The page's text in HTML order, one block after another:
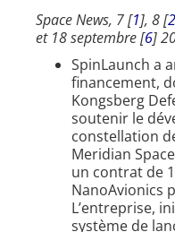
Space News, 7 [1], 8 [2
et 18 septembre [6]
SpinLaunch a
financement,
Kongsberg
soutenir le
constellation
Meridian
un contrat de
NanoAvionics
L’entreprise,
système de